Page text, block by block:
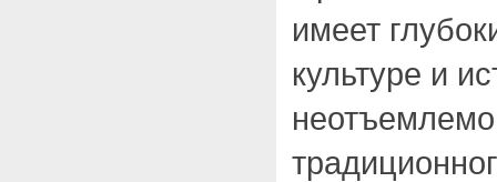
имеет
культуре и